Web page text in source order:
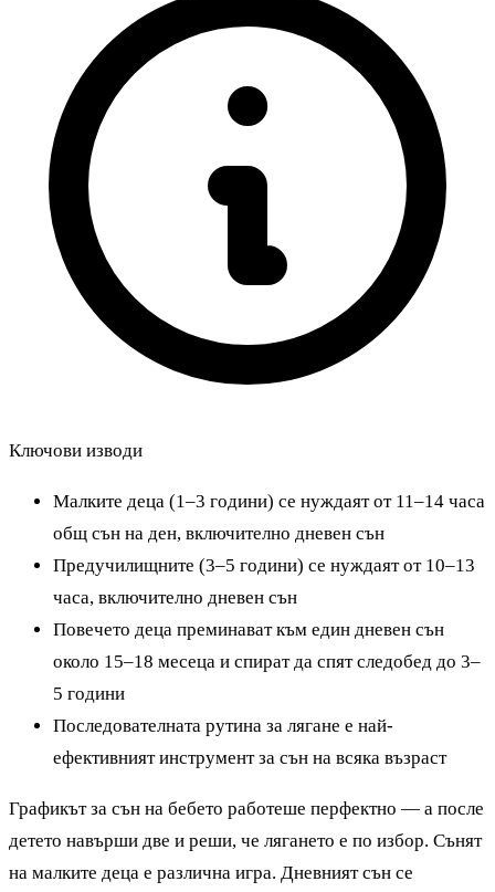
Ключови изводи
Малките деца (1–3 години) се нуждаят от 11–14 часа
общ сън на ден, включително дневен сън
Предучилищните (3–5 години) се нуждаят от 10–13
часа, включително дневен сън
Повечето деца преминават към един дневен сън
около 15–18 месеца и спират да спят следобед до 3–
5 години
Последователната рутина за лягане е най-
ефективният инструмент за сън на всяка възраст
Графикът за сън на бебето работеше перфектно — а после
детето навърши две и реши, че лягането е по избор. Сънят
на малките деца е различна игра. Дневният сън се